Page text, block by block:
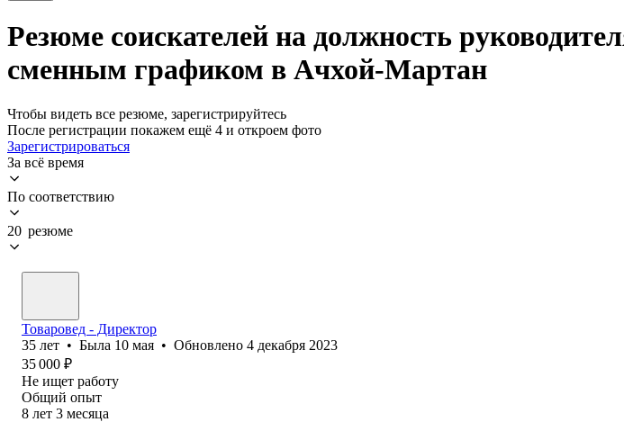
Резюме соискателей на должность
сменным графиком в Ачхой-Мартан
Чтобы видеть все резюме, зарегистрируйтесь
После регистрации покажем ещё 4 и откроем фото
Зарегистрироваться
За всё время
По соответствию
20 резюме
Товаровед - Директор
35 лет • Была 10 мая • Обновлено 4 декабря 2023
35 000 ₽
Не ищет работу
Общий опыт
8 лет 3 месяца